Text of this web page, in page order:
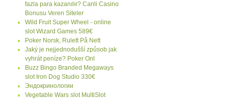
fazla para kazanılır? Canli Casino
Bonusu Veren Siteler
Wild Fruit Super Wheel - online
slot Wizard Games 589€
Poker Norsk, Rulett På Nett
Jaký je nejjednodušší způsob jak
vyhrát peníze? Poker Onl
Buzz Bingo Branded Megaways
slot Iron Dog Studio 330€
Эндокринологии
Vegetable Wars slot MultiSlot